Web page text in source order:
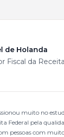
de Holanda
Fiscal da
muito no
Federal pela
pessoas com